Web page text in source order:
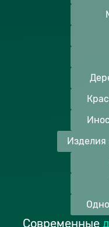
Изделия
Современные